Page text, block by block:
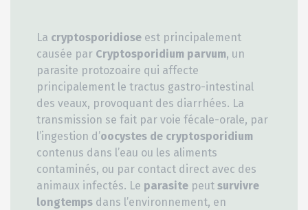
La cryptosporidiose est principalement
causée par Cryptosporidium parvum, un
parasite protozoaire qui affecte
principalement le tractus gastro-intestinal
des veaux, provoquant des diarrhées. La
transmission se fait par voie fécale-orale, par
l’ingestion d’oocystes de cryptosporidium
contenus dans l’eau ou les aliments
contaminés, ou par contact direct avec des
animaux infectés. Le parasite peut survivre
longtemps dans l’environnement, en